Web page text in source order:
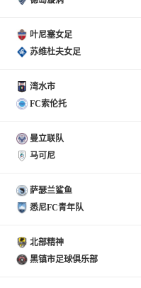
叶尼塞女足
苏维杜夫女足
湾水市
FC索伦托
曼立联队
马可尼
萨瑟兰鲨鱼
悉尼FC青年队
北部精神
黑镇市足球俱乐部